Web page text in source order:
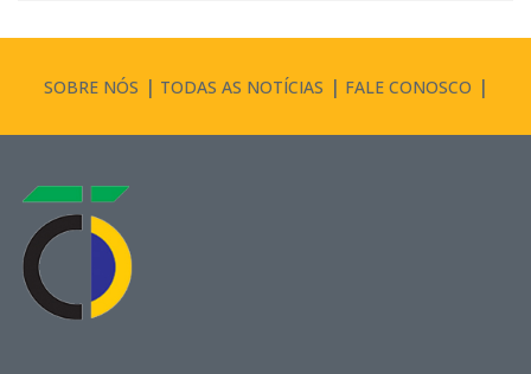
SOBRE NÓS TODAS AS NOTÍCIAS FALE CONOSCO